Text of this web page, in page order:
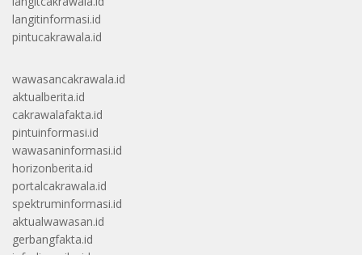
langitinformasi.id
pintucakrawala.id
wawasancakrawala.id
aktualberita.id
cakrawalafakta.id
pintuinformasi.id
wawasaninformasi.id
horizonberita.id
portalcakrawala.id
spektruminformasi.id
aktualwawasan.id
gerbangfakta.id